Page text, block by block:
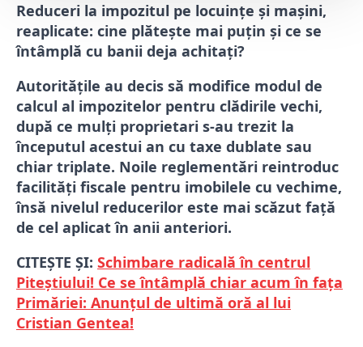
Reduceri la impozitul pe locuințe și mașini,
reaplicate: cine plătește mai puțin și ce se
întâmplă cu banii deja achitați?
Autoritățile au decis să modifice modul de
calcul al impozitelor pentru clădirile vechi,
după ce mulți proprietari s-au trezit la
începutul acestui an cu taxe dublate sau
chiar triplate. Noile reglementări reintroduc
facilități fiscale pentru imobilele cu vechime,
însă nivelul reducerilor este mai scăzut față
de cel aplicat în anii anteriori.
CITEȘTE ȘI: Schimbare radicală în centrul
Piteștiului! Ce se întâmplă chiar acum în fața
Primăriei: Anunțul de ultimă oră al lui
Cristian Gentea!